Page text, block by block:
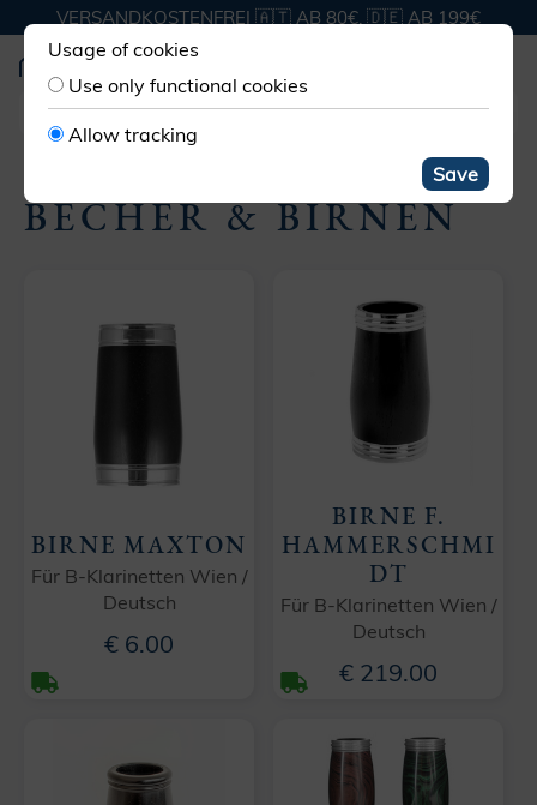
VERSANDKOSTENFREI 🇦🇹 AB 80€, 🇩🇪 AB 199€
BECHER & BIRNEN
BECHER & BIRNEN
BIRNE MAXTON
Für B-Klarinetten Wien /
Deutsch
€ 6.00
BIRNE F.
HAMMERSCHMI
DT
Für B-Klarinetten Wien /
Deutsch
€ 219.00
Usage of cookies
Use only functional cookies
Allow tracking
Save